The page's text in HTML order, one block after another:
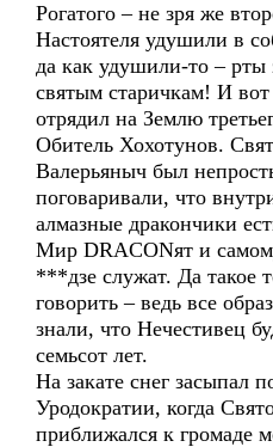
Рогатого – не зря же
Настоятеля удушили в
да как удушили-то – рты
святым старичкам! И
отрядил на Землю
Обитель Хохотунов.
Валерьяныч был
поговаривали, что
алмазные дракончики
Мир DRACONят и
***дзе служат. Да такое
говорить – ведь все
знали, что Нечестивец
семьсот лет.
На закате снег засыпал
Уродократии, когда
приближался к громаде